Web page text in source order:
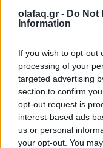
olafaq.gr - Do Not
Information
If you wish to opt-out
processing of your
targeted advertising
section to confirm
opt-out request is
interest-based ads
us or personal
your opt-out. You
πέρασαν τις
κιόλας μέρα να
από τον
αυτοκίνητό τους,
μήνες να τους
πρόσφατο